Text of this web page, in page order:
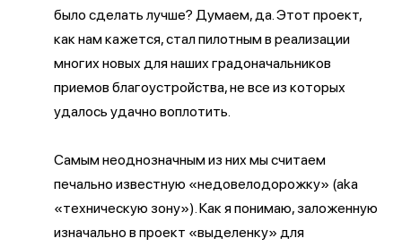
было сделать лучше? Думаем, да. Этот проект,
как нам кажется, стал пилотным в реализации
многих новых для наших градоначальников
приемов благоустройства, не все из которых
удалось удачно воплотить.
Самым неоднозначным из них мы считаем
печально известную «недовелодорожку» (aka
«техническую зону»). Как я понимаю, заложенную
изначально в проект «выделенку» для